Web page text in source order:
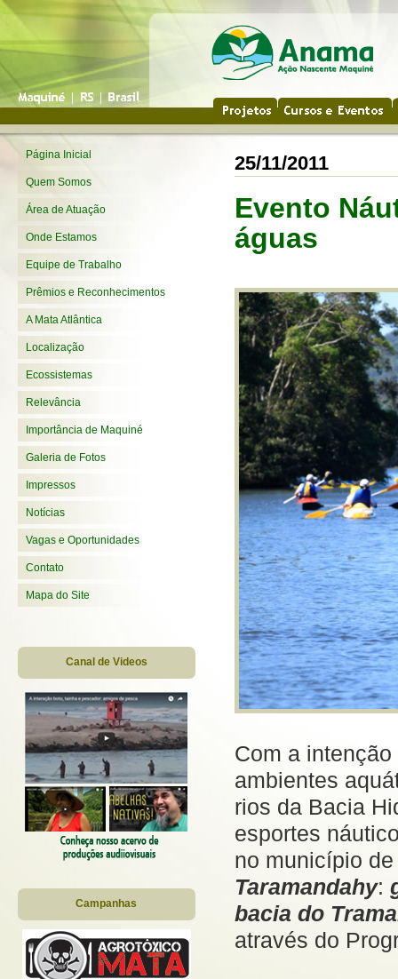
Página Inicial
Quem Somos
Área de Atuação
Onde Estamos
Equipe de Trabalho
Prêmios e Reconhecimentos
A Mata Atlântica
Localização
Ecossistemas
Relevância
Importância de Maquiné
Galeria de Fotos
Impressos
Notícias
Vagas e Oportunidades
Contato
Mapa do Site
Canal de Videos
Campanhas
25/11/2011
Evento
águas
Com a
ambientes
rios da Bacia
esportes
no município
Taramandahy:
bacia do
através do